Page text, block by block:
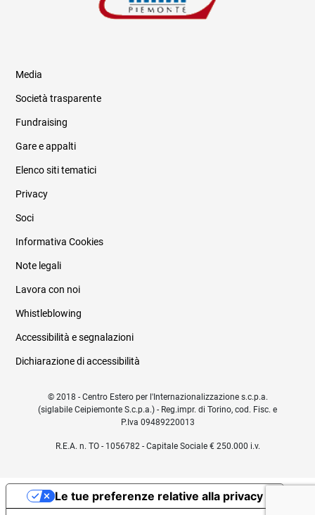
Informazioni legali e trasparenza
Media
Società trasparente
Fundraising
Gare e appalti
Elenco siti tematici
Privacy
Soci
Informativa Cookies
Note legali
Lavora con noi
Whistleblowing
Accessibilità e segnalazioni
Dichiarazione di accessibilità
© 2018 - Centro Estero per l'Internazionalizzazione s.c.p.a.
(siglabile Ceipiemonte S.c.p.a.) - Reg.impr. di Torino, cod. Fisc. e
P.Iva 09489220013
R.E.A. n. TO - 1056782 - Capitale Sociale € 250.000 i.v.
Le tue preferenze relative alla privacy